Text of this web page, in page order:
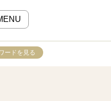
ードを見る